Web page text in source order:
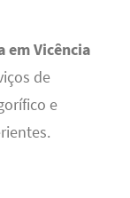
em Vicência
de
e